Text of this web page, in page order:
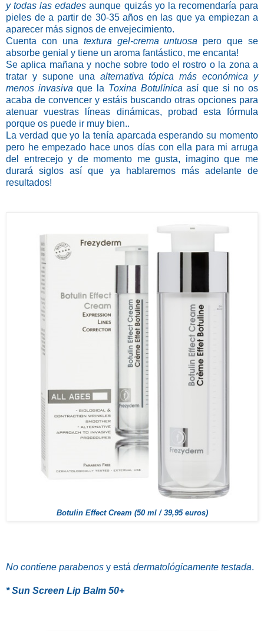
y todas las edades aunque quizás yo la recomendaría para
pieles de a partir de 30-35 años en las que ya empiezan a
aparecer más signos de envejecimiento.
Cuenta con una textura gel-crema untuosa pero que se
absorbe genial y tiene un aroma fantástico, me encanta!
Se aplica mañana y noche sobre todo el rostro o la zona a
tratar y supone una alternativa tópica más económica y
menos invasivaque la Toxina Botulínica así que si no os
acaba de convencer y estáis buscando otras opciones para
atenuar vuestras líneas dinámicas, probad esta fórmula
porque os puede ir muy bien..
La verdad que yo la tenía aparcada esperando su momento
pero he empezado hace unos días con ella para mi arruga
del entrecejo y de momento me gusta, imagino que me
durará siglos así que ya hablaremos más adelante de
resultados!
Botulin Effect Cream (50 ml / 39,95 euros)
No contiene parabenos y está dermatológicamente testada.
* Sun Screen Lip Balm 50+